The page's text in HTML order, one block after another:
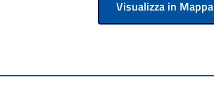
Visualizza in Mappa